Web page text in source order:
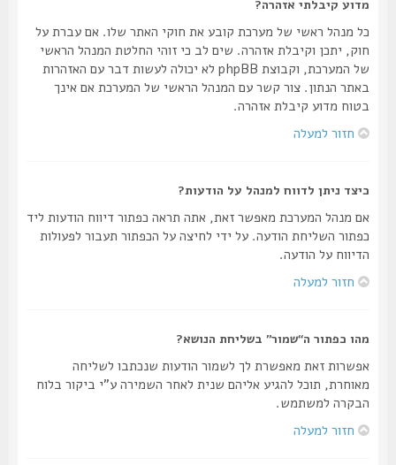
מדוע קיבלתי אזהרה?
כל מנהל ראשי של מערכת קובע את חוקי האתר שלו. אם עברת על
חוק, יתכן וקיבלת אזהרה. שים לב כי זוהי החלטת המנהל הראשי
של המערכת, וקבוצת phpBB לא יכולה לעשות דבר עם האזהרות
באתר הנתון. צור קשר עם המנהל הראשי של המערכת אם אינך
בטוח מדוע קיבלת אזהרה.
חזור למעלה
כיצד ניתן לדווח למנהל על הודעות?
אם מנהל המערכת מאפשר זאת, אתה תראה כפתור דיווח הודעות ליד
כפתור השליחת הודעה. על ידי לחיצה על הכפתור תעבור לפעולות
הדיווח על הודעה.
חזור למעלה
מהו כפתור ה“שמור” בשליחת הנושא?
אפשרות זאת מאפשרת לך לשמור הודעות שנכתבו לשליחה
מאוחרת, תוכל להגיע אליהם שנית לאחר השמירה ע"י ביקור בלוח
הבקרה למשתמש.
חזור למעלה